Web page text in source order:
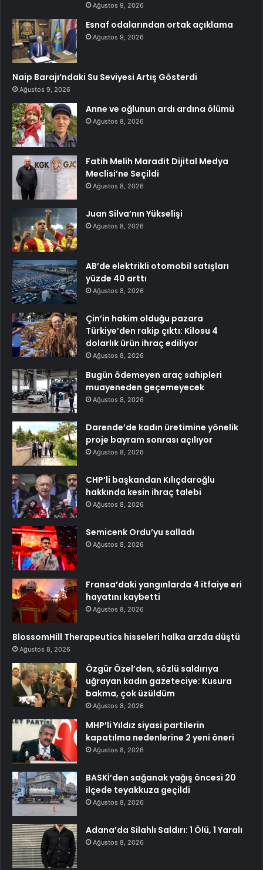
Ağustos 9, 2026
Esnaf odalarından ortak açıklama
Ağustos 9, 2026
Naip Barajı’ndaki Su Seviyesi Artış Gösterdi
Ağustos 9, 2026
Anne ve oğlunun ardı ardına ölümü
Ağustos 8, 2026
Fatih Melih Maradit Dijital Medya
Meclisi’ne Seçildi
Ağustos 8, 2026
Juan Silva’nın Yükselişi
Ağustos 8, 2026
AB’de elektrikli otomobil satışları
yüzde 40 arttı
Ağustos 8, 2026
Çin’in hakim olduğu pazara
Türkiye’den rakip çıktı: Kilosu 4
dolarlık ürün ihraç ediliyor
Ağustos 8, 2026
Bugün ödemeyen araç sahipleri
muayeneden geçemeyecek
Ağustos 8, 2026
Darende’de kadın üretimine yönelik
proje bayram sonrası açılıyor
Ağustos 8, 2026
CHP’li başkandan Kılıçdaroğlu
hakkında kesin ihraç talebi
Ağustos 8, 2026
Semicenk Ordu’yu salladı
Ağustos 8, 2026
Fransa’daki yangınlarda 4 itfaiye eri
hayatını kaybetti
Ağustos 8, 2026
BlossomHill Therapeutics hisseleri halka arzda düştü
Ağustos 8, 2026
Özgür Özel’den, sözlü saldırıya
uğrayan kadın gazeteciye: Kusura
bakma, çok üzüldüm
Ağustos 8, 2026
MHP’li Yıldız siyasi partilerin
kapatılma nedenlerine 2 yeni öneri
Ağustos 8, 2026
BASKİ’den sağanak yağış öncesi 20
ilçede teyakkuza geçildi
Ağustos 8, 2026
Adana’da Silahlı Saldırı: 1 Ölü, 1 Yaralı
Ağustos 8, 2026